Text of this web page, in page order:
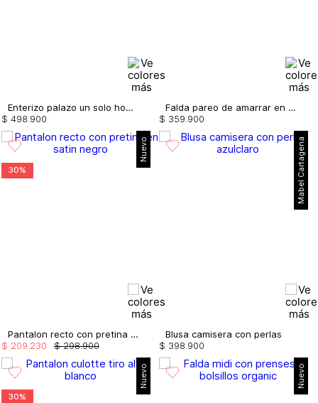
Enterizo palazo un solo hombro
$ 498 900
Falda pareo de amarrar en costado
$ 359 900
Nuevo
30%
Pantalon recto con pretina en satin
$ 298.900
$ 209 230
Mabel Cartagena
Blusa camisera con perlas
$ 398 900
Nuevo
30%
Nuevo